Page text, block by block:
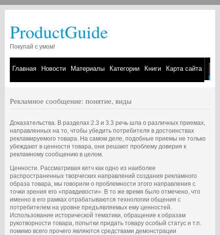
ProductGuide
Покупай с умом!
Главная Новости Материалы Категории Книги Карта сайта
Рекламное сообщение: понятие, виды
Доказательства. В разделах 2.3 и 3.3 речь шла о различных приемах,
направленных на то, чтобы убедить потребителя в достоинствах
рекламируемого товара. На самом деле, подобные приемы не только
убеждают в ценности товара, они решают проблему доверия к
рекламному сообщению в целом.
Ценности. Рассматривая китч как одно из наиболее
распространенных творческих направлений создания рекламного
образа товара, мы говорили о проблемности этого направления с
точки зрения его «правдивости». В то же время было отмечено, что
именно в его рамках отрабатываются технологии общения с
потребителем на уровне предъявляемых ему ценностей.
Использование исторической тематики, обращение к образам
рукотворности товара, попытки придать товару особый статус и т.п.
помимо всего прочего являются средствами демонстрации